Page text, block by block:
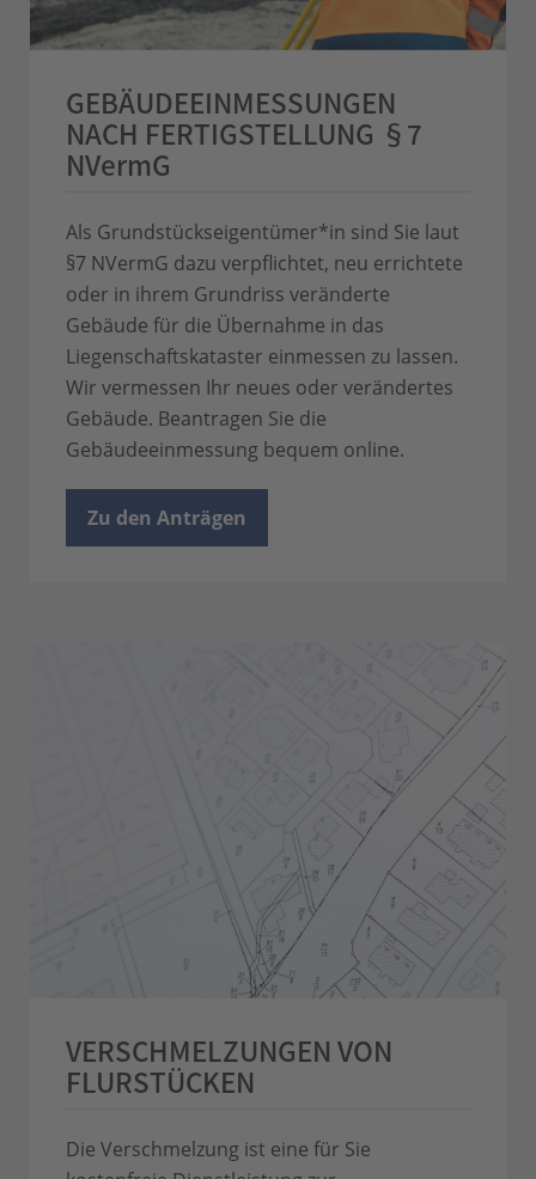
GEBÄUDEEIN­MESSUNGEN
NACH FERTIGSTELLUNG §7
NVermG
Als Grundstücks­eigentümer*in sind Sie laut
§7 NVermG dazu verpflichtet, neu errichtete
oder in ihrem Grundriss veränderte
Gebäude für die Übernahme in das
Liegenschafts­kataster einmessen zu lassen.
Wir vermessen Ihr neues oder verändertes
Gebäude. Beantragen Sie die
Gebäudeeinmessung bequem online.
Zu den Anträgen
VERSCHMELZUNGEN VON
FLURSTÜCKEN
Die Verschmelzung ist eine für Sie